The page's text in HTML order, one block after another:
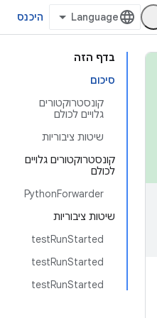
היכנס
בדף הזה
סיכום
קונסטרוקטורים
גלויים לכולם
שיטות ציבוריות
קונסטרוקטורים גלויים
לכולם
PythonForwarder
שיטות ציבוריות
testRunStarted
testRunStarted
testRunStarted